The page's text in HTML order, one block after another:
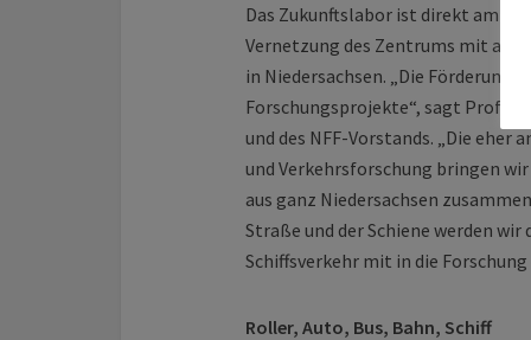
Das Zukunftslabor ist direkt am
Vernetzung des Zentrums mit
in Niedersachsen. „Die Förderung
Forschungsprojekte“, sagt
und des NFF-Vorstands. „Die
und Verkehrsforschung bringen
aus ganz Niedersachsen
Straße und der Schiene werden
Schiffsverkehr mit in die Forschung
Roller, Auto, Bus, Bahn, Schiff